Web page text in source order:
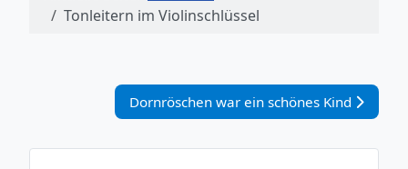
Tonleitern im Violinschlüssel
Nächster Beitrag: Dornröschen war ein
Dornröschen war ein schönes Kind